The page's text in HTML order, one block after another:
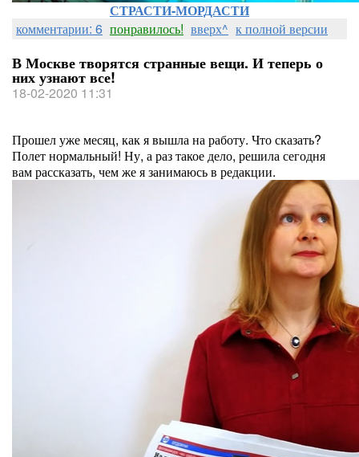
СТРАСТИ-МОРДАСТИ
комментарии: 6 понравилось! вверх^ к полной версии
В Москве творятся странные вещи. И теперь о
них узнают все!
18-02-2020 11:31
Прошел уже месяц, как я вышла на работу. Что сказать?
Полет нормальный! Ну, а раз такое дело, решила сегодня
вам рассказать, чем же я занимаюсь в редакции.